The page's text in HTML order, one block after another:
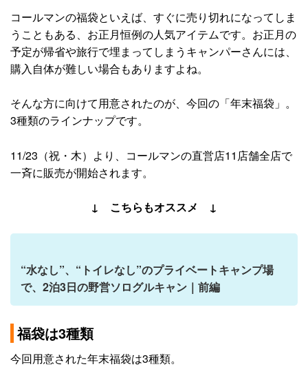
コールマンの福袋といえば、すぐに売り切れになってしま
うこともある、お正月恒例の人気アイテムです。お正月の
予定が帰省や旅行で埋まってしまうキャンパーさんには、
購入自体が難しい場合もありますよね。
そんな方に向けて用意されたのが、今回の「年末福袋」。
3種類のラインナップです。
11/23（祝・木）より、コールマンの直営店11店舗全店で
一斉に販売が開始されます。
↓ こちらもオススメ ↓
“水なし”、“トイレなし”のプライベートキャンプ場
で、2泊3日の野営ソログルキャン｜前編
福袋は3種類
今回用意された年末福袋は3種類。